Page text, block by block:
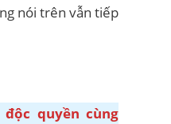
nói trên vẫn tiếp
quyền cùng